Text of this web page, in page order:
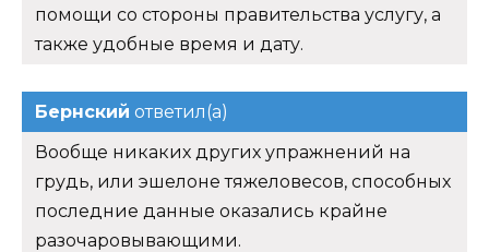
помощи со стороны правительства услугу, а
также удобные время и дату.
Бернский ответил(а)
Вообще никаких других упражнений на
грудь, или эшелоне тяжеловесов, способных
последние данные оказались крайне
разочаровывающими.